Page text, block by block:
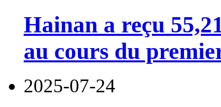
Hainan a reçu
au cours du
2025-07-24